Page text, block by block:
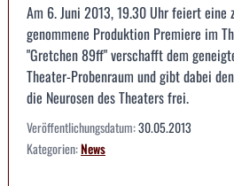
Am 6. Juni 2013, 19.30 Uhr feiert eine
genommene Produktion Premiere im
"Gretchen 89ff" verschafft dem
Theater-Probenraum und gibt dabei
die Neurosen des Theaters frei.
Veröffentlichungsdatum:30.05.2013
Kategorien:News